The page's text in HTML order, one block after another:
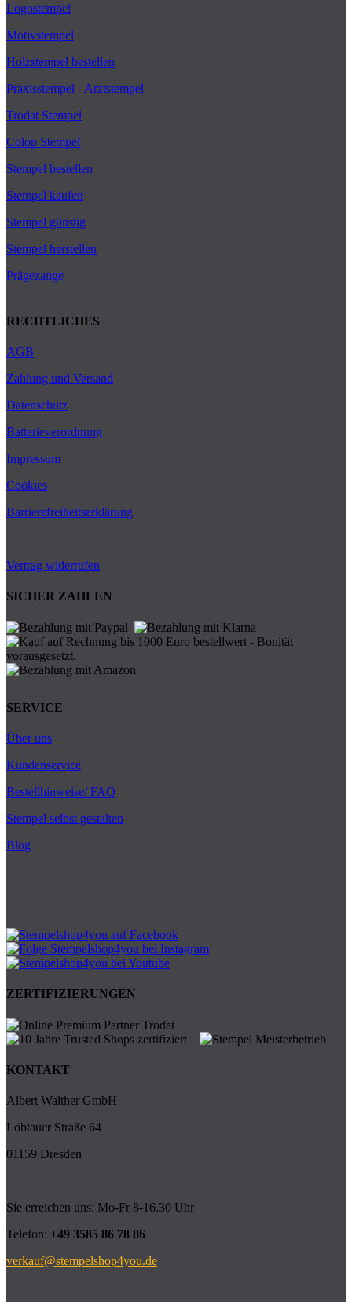
Logostempel
Motivstempel
Holzstempel bestellen
Praxisstempel - Arztstempel
Trodat Stempel
Colop Stempel
Stempel bestellen
Stempel kaufen
Stempel günstig
Stempel herstellen
Prägezange
RECHTLICHES
AGB
Zahlung und Versand
Datenschutz
Batterieverordnung
Impressum
Cookies
Barrierefreiheitserklärung
Vertrag widerrufen
SICHER ZAHLEN
SERVICE
Über uns
Kundenservice
Bestellhinweise/ FAQ
Stempel selbst gestalten
Blog
ZERTIFIZIERUNGEN
KONTAKT
Albert Walther GmbH
Löbtauer Straße 64
01159 Dresden
Sie erreichen uns: Mo-Fr 8-16.30 Uhr
Telefon: +49 3585 86 78 86
verkauf@stempelshop4you.de